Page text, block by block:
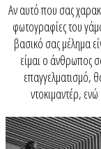
Αν αυτό που σας
φωτογραφίες του
βασικό σας μέλημα
είμαι ο άνθρωπος
επαγγελματισμό,
ντοκιμαντέρ,